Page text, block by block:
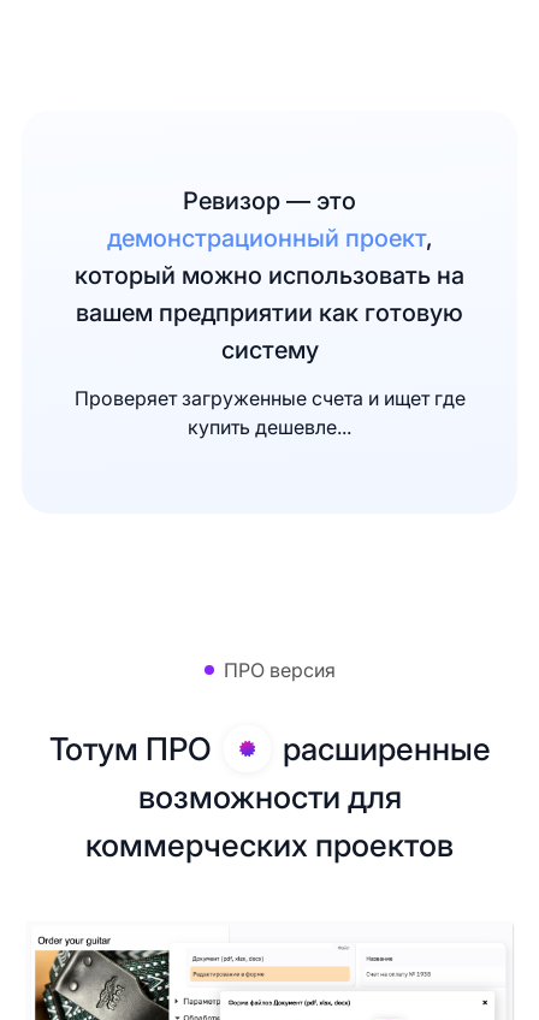
Ревизор — это
демонстрационный проект,
который можно использовать на
вашем предприятии как готовую
систему
Проверяет загруженные счета и ищет где
купить дешевле...
ПРО версия
Тотум ПРО
расширенные
возможности для
коммерческих проектов